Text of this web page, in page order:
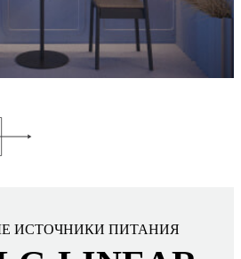
ИСТОЧНИКИ ПИТАНИЯ